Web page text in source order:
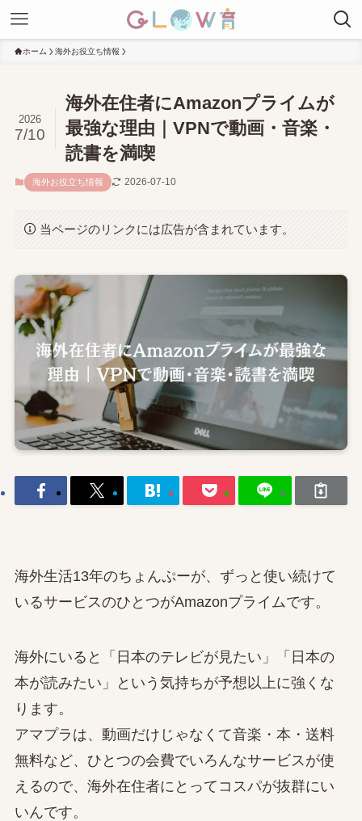
ホーム 海外お役立ち情報
海外在住者にAmazonプライムが
最強な理由｜VPNで動画・音楽・
読書を満喫
2026
7/10
海外お役立ち情報 2026-07-10
当ページのリンクには広告が含まれています。
海外生活13年のちょんぷーが、ずっと使い続けて
いるサービスのひとつがAmazonプライムです。
海外にいると「日本のテレビが見たい」「日本の
本が読みたい」という気持ちが予想以上に強くな
ります。
アマプラは、動画だけじゃなくて音楽・本・送料
無料など、ひとつの会費でいろんなサービスが使
えるので、海外在住者にとってコスパが抜群にい
いんです。